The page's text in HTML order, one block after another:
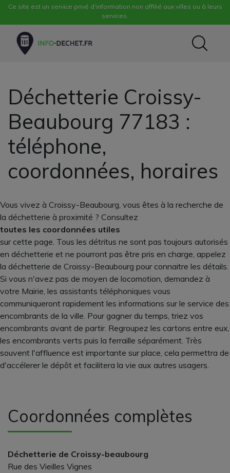
Ce site est un service privé d'information non affilié aux villes ou à leurs
services.
Déchetterie Croissy-
Beaubourg 77183 :
téléphone,
coordonnées, horaires
Vous vivez à Croissy-Beaubourg, vous êtes à la recherche de
la déchetterie à proximité ? Consultez
toutes les coordonnées utiles
sur cette page. Tous les détritus ne sont pas toujours autorisés
en déchetterie et ne pourront pas être pris en charge, appelez
la déchetterie de Croissy-Beaubourg pour connaitre les détails.
Si vous n'avez pas de moyen de locomotion, demandez à
votre Mairie, les assistants téléphoniques vous
communiqueront rapidement les informations sur le service des
encombrants de la ville. Pour gagner du temps, triez vos
encombrants avant de partir. Regroupez les cartons entre eux,
les encombrants verts puis la ferraille séparément. Très
souvent l'affluence est importante sur place, cela permettra de
d'accélerer le dépôt et facilitera la vie aux autres usagers.
Coordonnées complètes
Déchetterie de Croissy-beaubourg
Rue des Vieilles Vignes